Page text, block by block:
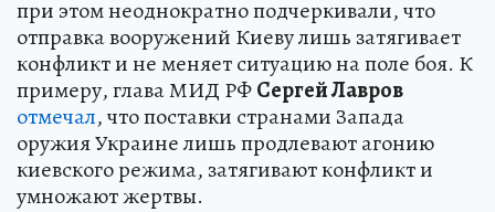
при этом неоднократно подчеркивали, что
отправка вооружений Киеву лишь затягивает
конфликт и не меняет ситуацию на поле боя. К
примеру, глава МИД РФСергей Лавров
отмечал, что поставки странами Запада
оружия Украине лишь продлевают агонию
киевского режима, затягивают конфликт и
умножают жертвы.